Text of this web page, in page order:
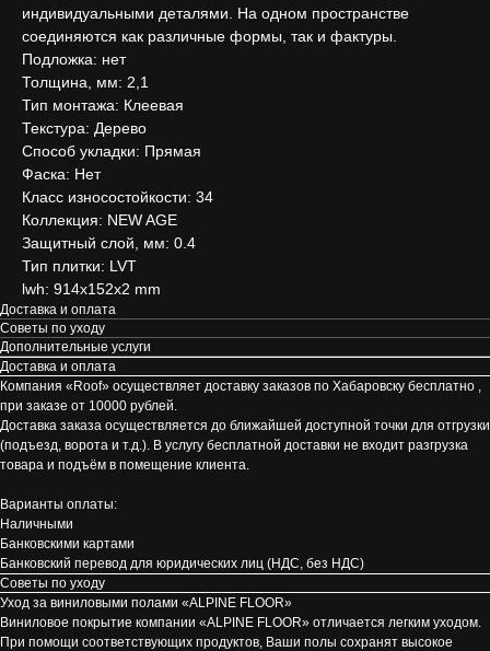
индивидуальными деталями. На одном пространстве
соединяются как различные формы, так и фактуры.
Подложка: нет
Толщина, мм: 2,1
Тип монтажа: Клеевая
Текстура: Дерево
Способ укладки: Прямая
Фаска: Нет
Класс износостойкости: 34
Коллекция: NEW AGE
Защитный слой, мм: 0.4
Тип плитки: LVT
lwh: 914x152x2 mm
Доставка и оплата
Советы по уходу
Дополнительные услуги
Доставка и оплата
Компания «Roof» осуществляет доставку заказов по Хабаровску бесплатно ,
при заказе от 10000 рублей.
Доставка заказа осуществляется до ближайшей доступной точки для отгрузки
(подъезд, ворота и т.д.). В услугу бесплатной доставки не входит разгрузка
товара и подъём в помещение клиента.
Варианты оплаты:
Наличными
Банковскими картами
Банковский перевод для юридических лиц (НДС, без НДС)
Советы по уходу
Уход за виниловыми полами «ALPINE FLOOR»
Виниловое покрытие компании «ALPINE FLOOR» отличается легким уходом.
При помощи соответствующих продуктов, Ваши полы сохранят высокое